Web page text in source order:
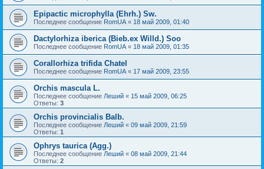
Epipactic microphylla (Ehrh.) Sw.
Последнее сообщение RomUA « 18 май 2009, 01:40
Dactylorhiza iberica (Bieb.ex Willd.) Soo
Последнее сообщение RomUA « 18 май 2009, 01:35
Corallorhiza trifida Chatel
Последнее сообщение RomUA « 17 май 2009, 23:55
Orchis mascula L.
Последнее сообщение Леший « 15 май 2009, 06:25
Ответы: 3
Orchis provincialis Balb.
Последнее сообщение Леший « 09 май 2009, 21:59
Ответы: 1
Ophrys taurica (Agg.)
Последнее сообщение Леший « 08 май 2009, 21:44
Ответы: 2